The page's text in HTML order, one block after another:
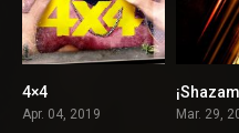
4×4
Apr. 04, 2019 Mar. 29,